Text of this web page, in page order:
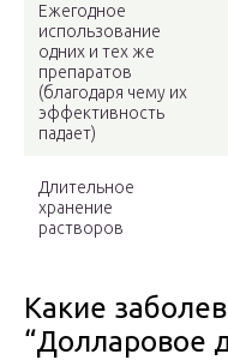
Ежегодное
использование
одних и тех же
препаратов
(благодаря чему их
эффективность
падает)
Длительное
хранение
растворов
Какие
“Долларовое